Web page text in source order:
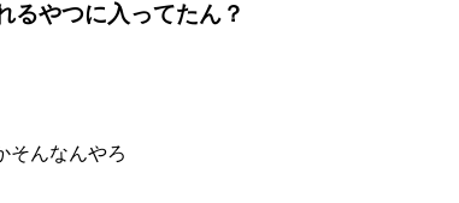
るやつに入ってたん？
そんなんやろ